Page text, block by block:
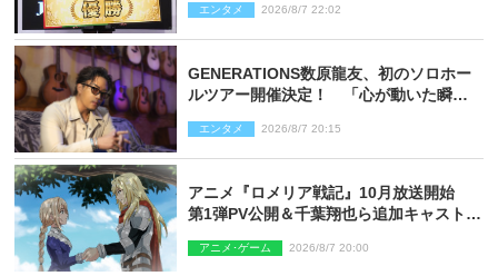
エンタメ 2026/8/7 22:02
GENERATIONS数原龍友、初のソロホー
ルツアー開催決定！ 「心が動いた瞬間
エンタメ 2026/8/7 20:15
アニメ『ロメリア戦記』10月放送開始
第1弾PV公開＆千葉翔也ら追加キャスト4
アニメ･ゲーム 2026/8/7 20:00